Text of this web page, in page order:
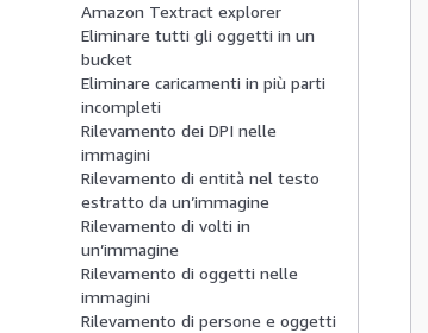
Amazon Textract explorer
Eliminare tutti gli oggetti in un
bucket
Eliminare caricamenti in più parti
incompleti
Rilevamento dei DPI nelle
immagini
Rilevamento di entità nel testo
estratto da un’immagine
Rilevamento di volti in
un’immagine
Rilevamento di oggetti nelle
immagini
Rilevamento di persone e oggetti